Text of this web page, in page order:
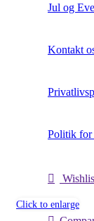
Click to enlarge
Jul og
Kontakt
Politik for